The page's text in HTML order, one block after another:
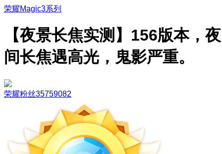
荣耀Magic3系列
【夜景长焦实测】156版本，夜
间长焦遇高光，鬼影严重。
荣耀粉丝35759082